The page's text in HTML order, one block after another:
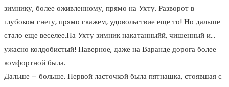
зимнику, более оживленному, прямо на Ухту. Разворот в
глубоком снегу, прямо скажем, удовольствие еще то! Но дальше
стало еще веселее.На Ухту зимник накатанныйй, чишенный и…
ужасно колдобистый! Наверное, даже на Варанде дорога более
комфортной была.
Дальше – больше. Первой ласточкой была пятнашка, стоявшая с